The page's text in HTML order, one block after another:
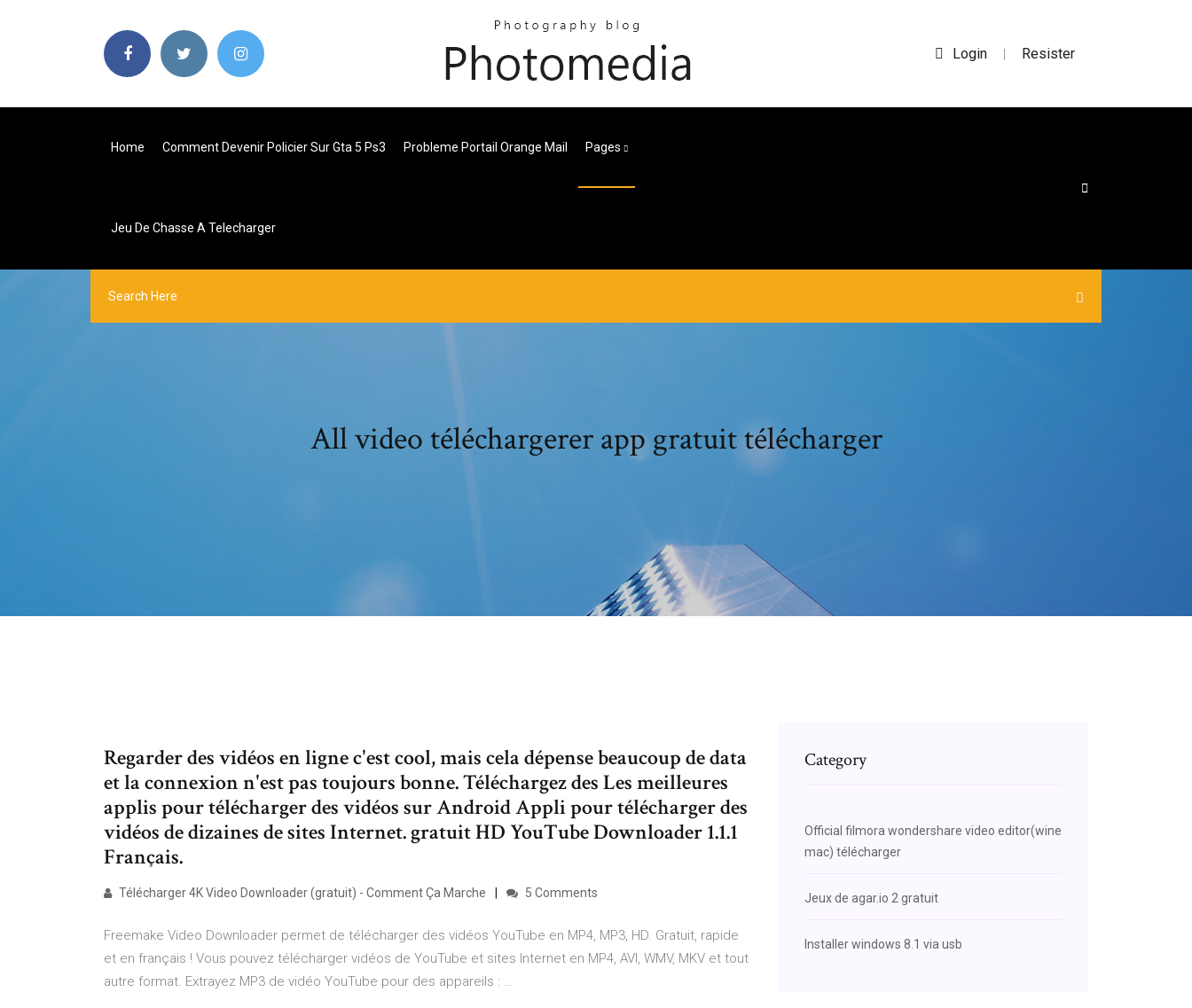
Login | Resister
Home Comment Devenir Policier Sur Gta 5 Ps3 Probleme Portail Orange Mail Pages
Jeu De Chasse A Telecharger
All video téléchargerer app gratuit télécharger
Regarder des vidéos en ligne c'est cool, mais cela dépense beaucoup de data
et la connexion n'est pas toujours bonne. Téléchargez des Les meilleures
applis pour télécharger des vidéos sur Android Appli pour télécharger des
vidéos de dizaines de sites Internet. gratuit HD YouTube Downloader 1.1.1
Français.
Télécharger 4K Video Downloader (gratuit) - Comment Ça Marche 5 Comments
Freemake Video Downloader permet de télécharger des vidéos YouTube en MP4, MP3, HD. Gratuit, rapide
et en français ! Vous pouvez télécharger vidéos de YouTube et sites Internet en MP4, AVI, WMV, MKV et tout
autre format. Extrayez MP3 de vidéo YouTube pour des appareils : …
Category
Official filmora wondershare video editor(wine
mac) télécharger
Jeux de agar.io 2 gratuit
Installer windows 8.1 via usb